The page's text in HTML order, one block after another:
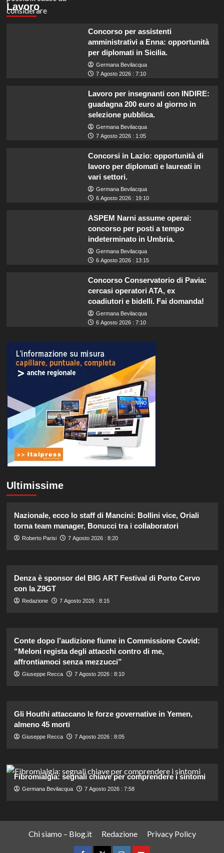
Lavoro
Concorso per assistenti
amministrativi a Enna: opportunità
per diplomati in Sicilia.
Germana Bevilacqua
7 Agosto 2026 : 7:10
Lavoro per insegnanti con INDIRE:
guadagna 200 euro al giorno in
selezione pubblica.
Germana Bevilacqua
7 Agosto 2026 : 1:05
Concorsi in Lazio: opportunità di
lavoro per diplomati e laureati in
vari settori.
Germana Bevilacqua
6 Agosto 2026 : 19:10
ASPEM Narni assume operai:
concorso per posti a tempo
indeterminato in Umbria.
Germana Bevilacqua
6 Agosto 2026 : 13:15
Concorso Conservatorio di Pavia:
cercasi operatori ATA, ex
coadiutori e bidelli. Fai domanda!
Germana Bevilacqua
6 Agosto 2026 : 7:10
Ultimissime
Nazionale, ecco lo staff di Mancini: Bollini vice, Oriali
torna team manager, Bonucci tra i collaboratori
Roberto Parisi 7 Agosto 2026 : 8:20
Denza è sponsor del BIG ART Festival di Porto Cervo
con la Z9GT
Redazione 7 Agosto 2026 : 8:15
Conte dopo l’audizione fiume in Commissione Covid:
“Meloni regista degli attacchi contro di me,
affrontiamoci senza mezzucci”
Giuseppe Recca 7 Agosto 2026 : 8:10
Gli Houthi attaccano le forze governative in Yemen,
almeno 45 morti
Giuseppe Recca 7 Agosto 2026 : 8:05
Fibromialgia: segnali chiave per comprendere i sintomi
Germana Bevilacqua 7 Agosto 2026 : 7:58
Chi siamo – Blog.it Redazione Privacy Policy